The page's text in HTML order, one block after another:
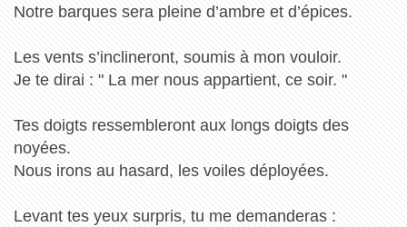
Notre barques sera pleine d’ambre et d’épices.
Les vents s’inclineront, soumis à mon vouloir.
Je te dirai : " La mer nous appartient, ce soir. "
Tes doigts ressembleront aux longs doigts des
noyées.
Nous irons au hasard, les voiles déployées.
Levant tes yeux surpris, tu me demanderas :